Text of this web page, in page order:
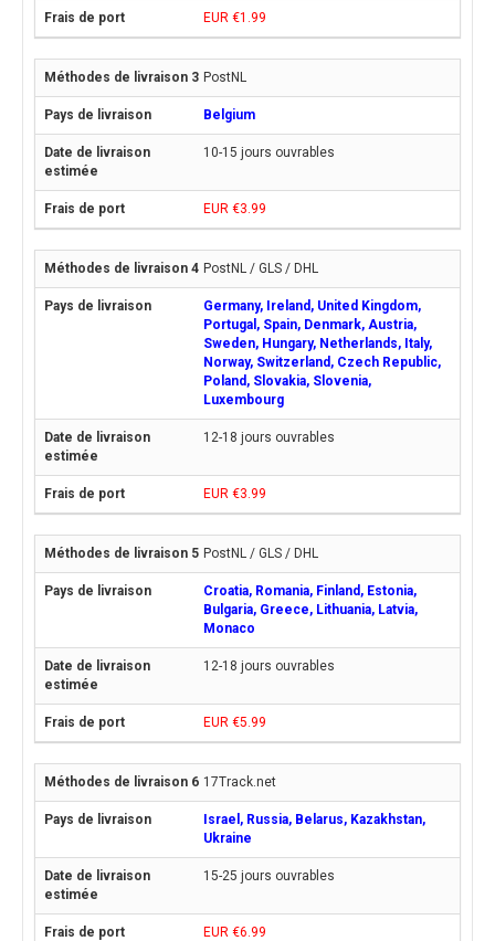
EUR €1.99
PostNL
Belgium
10-15 jours ouvrables
EUR €3.99
PostNL / GLS / DHL
Germany, Ireland, United Kingdom,
Portugal, Spain, Denmark, Austria,
Sweden, Hungary, Netherlands, Italy,
Norway, Switzerland, Czech Republic,
Poland, Slovakia, Slovenia,
Luxembourg
12-18 jours ouvrables
EUR €3.99
PostNL / GLS / DHL
Croatia, Romania, Finland, Estonia,
Bulgaria, Greece, Lithuania, Latvia,
Monaco
12-18 jours ouvrables
EUR €5.99
17Track.net
Israel, Russia, Belarus, Kazakhstan,
Ukraine
15-25 jours ouvrables
EUR €6.99